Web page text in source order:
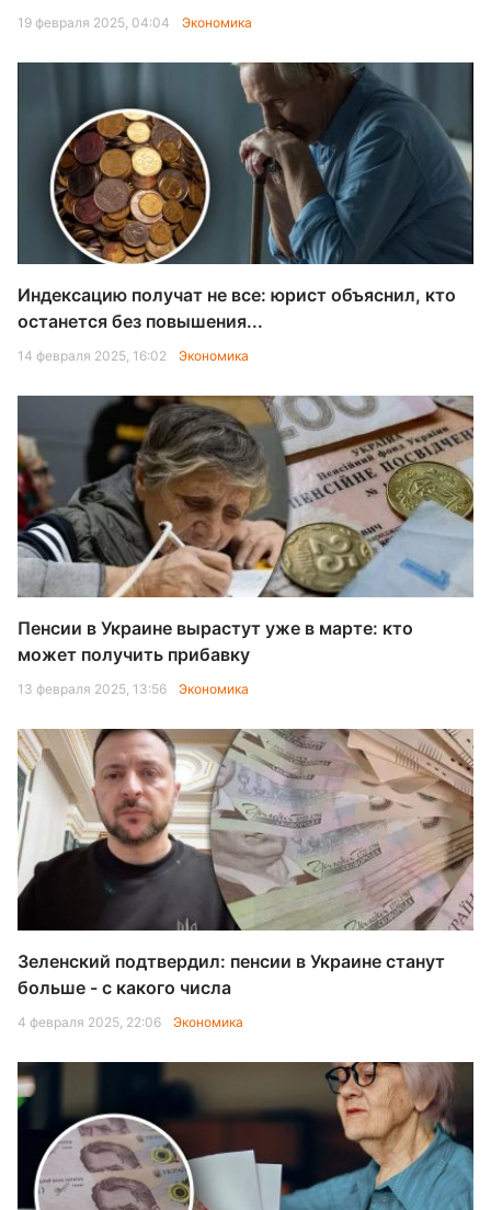
19 февраля 2025, 04:04 Экономика
Индексацию получат не все: юрист объяснил, кто
останется без повышения...
14 февраля 2025, 16:02 Экономика
Пенсии в Украине вырастут уже в марте: кто
может получить прибавку
13 февраля 2025, 13:56 Экономика
Зеленский подтвердил: пенсии в Украине станут
больше - с какого числа
4 февраля 2025, 22:06 Экономика